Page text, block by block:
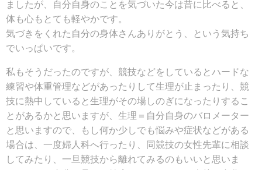
ましたが、自分自身のことを気づいた今は昔に比べると、
体も心もとても軽やかです。
気づきをくれた自分の身体さんありがとう、という気持ち
でいっぱいです。
私もそうだったのですが、競技などをしているとハードな
練習や体重管理などがあったりして生理が止まったり、競
技に熱中していると生理がその場しのぎになったりするこ
とがあるかと思いますが、生理＝自分自身のバロメーター
と思いますので、もし何か少しでも悩みや症状などがある
場合は、一度婦人科へ行ったり、同競技の女性先輩に相談
してみたり、一旦競技から離れてみるのもいいと思いま